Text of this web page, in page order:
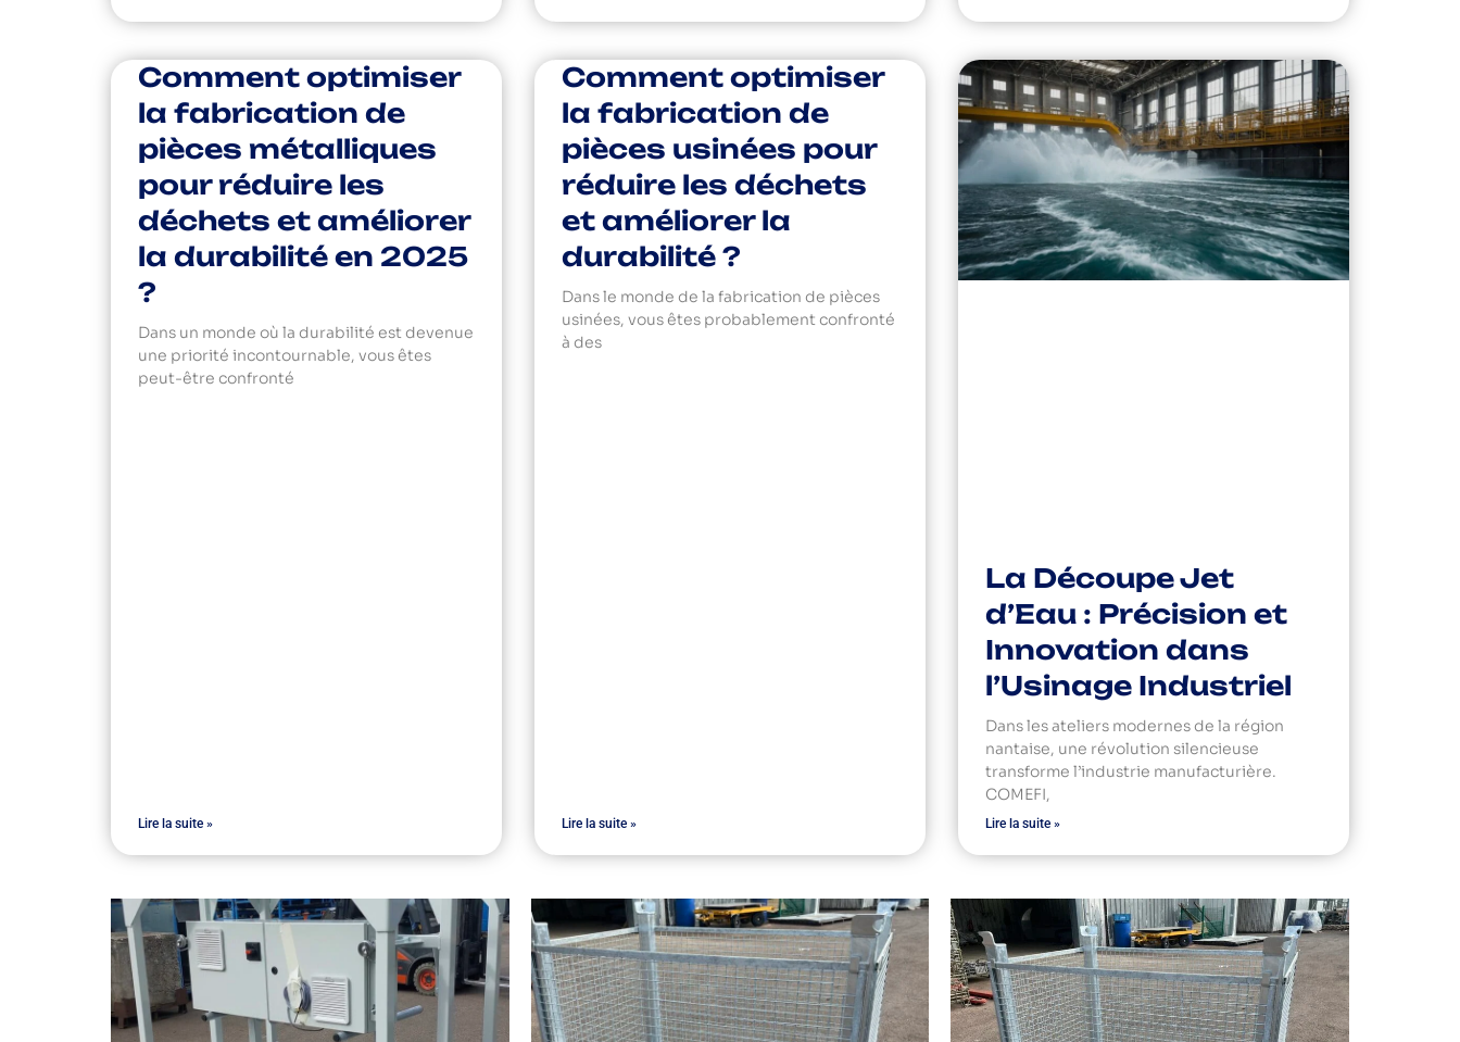
Comment optimiser
la fabrication de
pièces métalliques
pour réduire les
déchets et améliorer
la durabilité en 2025
?
Dans un monde où la durabilité est devenue
une priorité incontournable, vous êtes
peut-être confronté
Lire la suite »
Comment optimiser
la fabrication de
pièces usinées pour
réduire les déchets
et améliorer la
durabilité ?
Dans le monde de la fabrication de pièces
usinées, vous êtes probablement confronté
à des
Lire la suite »
La Découpe Jet
d’Eau : Précision et
Innovation dans
l’Usinage Industriel
Dans les ateliers modernes de la région
nantaise, une révolution silencieuse
transforme l’industrie manufacturière.
COMEFI,
Lire la suite »